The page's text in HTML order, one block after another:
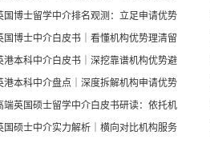
国博士留学中介排名观测：立足申请优势
国博士中介白皮书｜看懂机构优势理清留
港本科中介白皮书｜深挖靠谱机构优势避
港本科中介盘点｜深度拆解机构申请优势
端英国硕士留学中介白皮书研读：依托机
国硕士中介实力解析｜横向对比机构服务